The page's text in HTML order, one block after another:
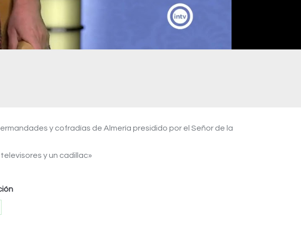
y cofradías de Almería presidido por el Señor de la
y un cadillac»